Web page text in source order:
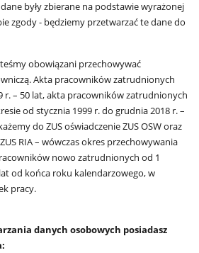
były zbierane na podstawie wyrażonej
zgody - będziemy przetwarzać te dane do
obowiązani przechowywać
Akta pracowników zatrudnionych
r. – 50 lat, akta pracowników zatrudnionych
od stycznia 1999 r. do grudnia 2018 r. –
do ZUS oświadczenie ZUS OSW oraz
RIA – wówczas okres przechowywania
nowo zatrudnionych od 1
od końca roku kalendarzowego, w
pracy.
danych osobowych posiadasz